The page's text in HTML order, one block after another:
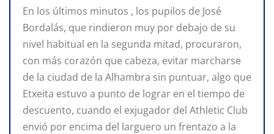
En los últimos minutos , los pupilos de José
Bordalás, que rindieron muy por debajo de su
nivel habitual en la segunda mitad, procuraron,
con más corazón que cabeza, evitar marcharse
de la ciudad de la Alhambra sin puntuar, algo que
Etxeita estuvo a punto de lograr en el tiempo de
descuento, cuando el exjugador del Athletic Club
envió por encima del larguero un frentazo a la